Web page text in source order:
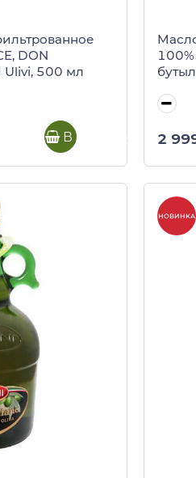
DON
Ulivi, 500 мл
В корзину 2
НОВИНКА